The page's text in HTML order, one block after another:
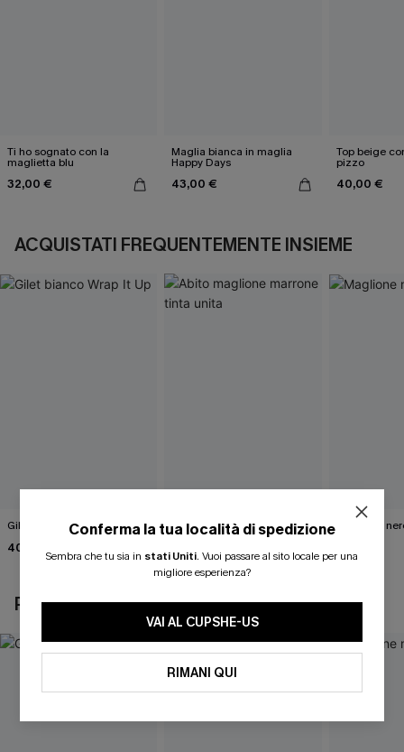
Ti ho sognato con la
maglietta blu
32,00 €
Maglia bianca in maglia
Happy Days
43,00 €
Top beige
pizzo
40,00 €
ACQUISTATI FREQUENTEMENTE INSIEME
Gilet bianco Wrap It Up
40,00 €
Abito maglione marrone
tinta unita
46,00 €
Maglione
40,00 €
POTREBBE INTERESSARTI ANCHE
Conferma la tua località di spedizione
Sembra che tu sia in stati Uniti. Vuoi passare al sito locale per una
migliore esperienza?
VAI AL CUPSHE-US
RIMANI QUI